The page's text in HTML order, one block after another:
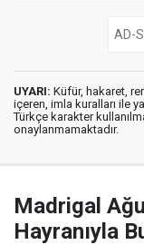
UYARI: Küfür, hakaret,
içeren, imla kuralları ile
Türkçe karakter
onaylanmamaktadır.
Madrigal
Hayranıyla